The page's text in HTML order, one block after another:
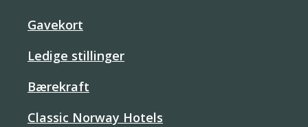
Gavekort
Ledige stillinger
Bærekraft
Classic Norway Hotels